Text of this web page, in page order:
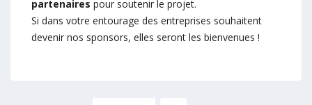
partenaires pour soutenir le projet.
Si dans votre entourage des entreprises souhaitent
devenir nos sponsors, elles seront les bienvenues !